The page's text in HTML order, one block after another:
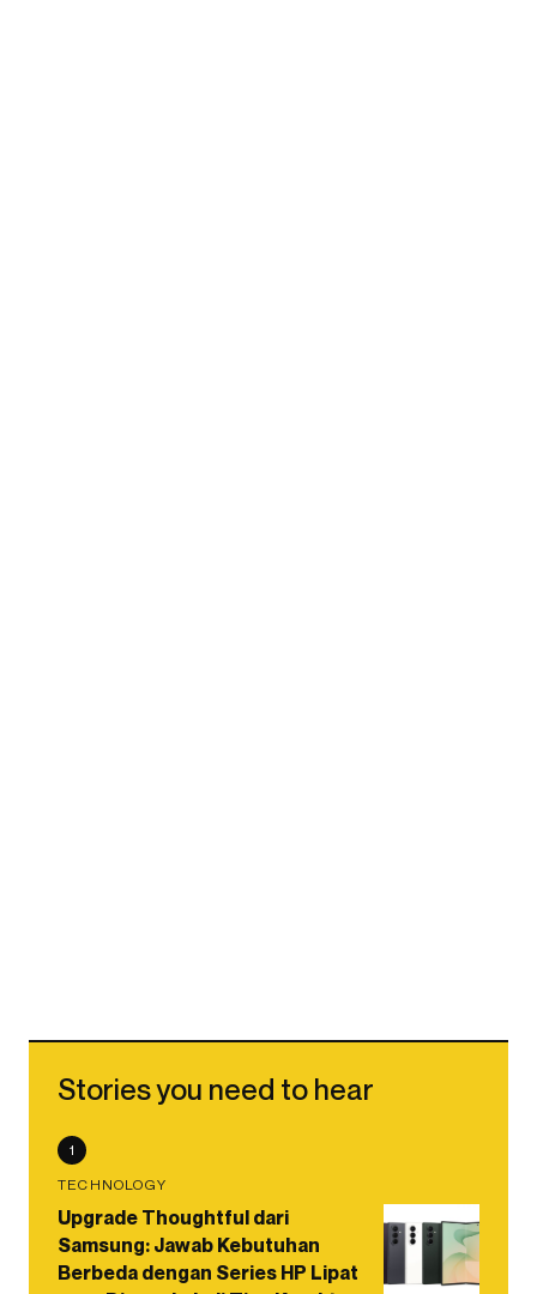
Stories you need to hear
1
TECHNOLOGY
Upgrade Thoughtful dari
Samsung: Jawab Kebutuhan
Berbeda dengan Series HP Lipat